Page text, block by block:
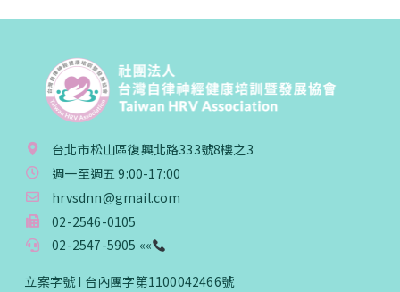
台北市松山區復興北路333號8樓之3
週一至週五 9:00-17:00
hrvsdnn@gmail.com
02-2546-0105
02-2547-5905 ««
立案字號 I 台內團字第1100042466號